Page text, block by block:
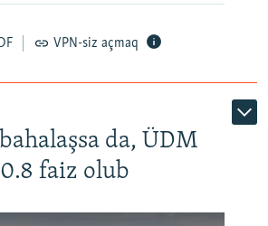
VPN-siz açmaq
da, ÜDM
faiz olub